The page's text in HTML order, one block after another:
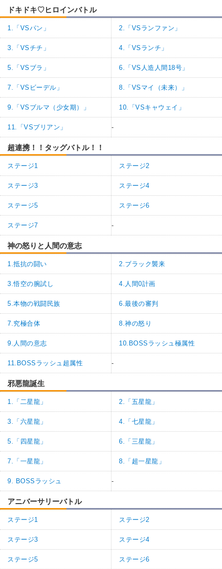
ドキドキ♡ヒロインバトル
1.「VSパン」 2.「VSランファン」
3.「VSチチ」 4.「VSランチ」
5.「VSブラ」 6.「VS人造人間18号」
7.「VSビーデル」 8.「VSマイ（未来）」
9.「VSブルマ（少女期）」 10.「VSキャウェイ」
11.「VSブリアン」 -
超連携！！タッグバトル！！
ステージ1 ステージ2
ステージ3 ステージ4
ステージ5 ステージ6
ステージ7 -
神の怒りと人間の意志
1.抵抗の闘い 2.ブラック襲来
3.悟空の腕試し 4.人間0計画
5.本物の戦闘民族 6.最後の審判
7.究極合体 8.神の怒り
9.人間の意志 10.BOSSラッシュ極属性
11.BOSSラッシュ超属性 -
邪悪龍誕生
1.「二星龍」 2.「五星龍」
3.「六星龍」 4.「七星龍」
5.「四星龍」 6.「三星龍」
7.「一星龍」 8.「超一星龍」
9. BOSSラッシュ -
アニバーサリーバトル
ステージ1 ステージ2
ステージ3 ステージ4
ステージ5 ステージ6